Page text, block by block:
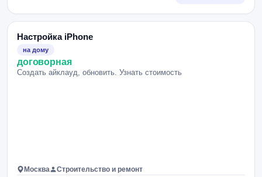
Настройка iPhone
на дому
договорная
Создать айклауд, обновить. Узнать стоимость
Москва Строительство и ремонт